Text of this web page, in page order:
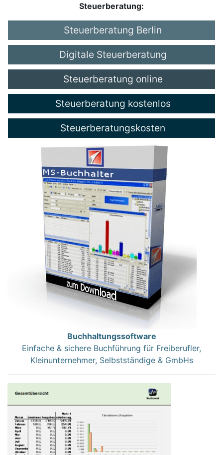
Steuerberatung:
Steuerberatung Berlin
Digitale Steuerberatung
Steuerberatung online
Steuerberatung kostenlos
Steuerberatungskosten
Buchhaltungssoftware
Einfache & sichere Buchführung für Freiberufler,
Kleinunternehmer, Selbstständige & GmbHs